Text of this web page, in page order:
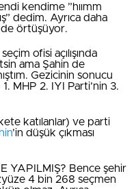
kendime ”hıımm
dedim. Ayrıca daha
de örtüşüyor.
seçim ofisi açılışında
ama Şahin de
Gezicinin sonucu
MHP 2. IYI Parti’nin 3.
katılanlar) ve parti
’in düşük çıkması
YAPILMIŞ? Bence şehir
4 bin 268 seçmen